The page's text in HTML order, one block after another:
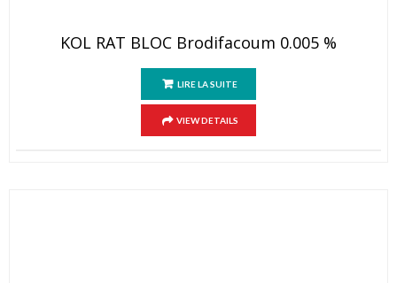
KOL RAT BLOC Brodifacoum 0.005 %
LIRE LA SUITE
VIEW DETAILS